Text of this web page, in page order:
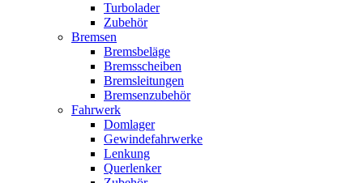
Turbolader
Zubehör
Bremsen
Bremsbeläge
Bremsscheiben
Bremsleitungen
Bremsenzubehör
Fahrwerk
Domlager
Gewindefahrwerke
Lenkung
Querlenker